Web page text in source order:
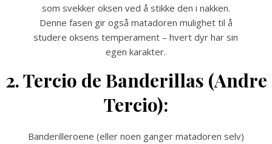
som svekker oksen ved å stikke den i nakken.
Denne fasen gir også matadoren mulighet til å
studere oksens temperament – hvert dyr har sin
egen karakter.
2. Tercio de Banderillas (Andre
Tercio):
Banderilleroene (eller noen ganger matadoren selv)